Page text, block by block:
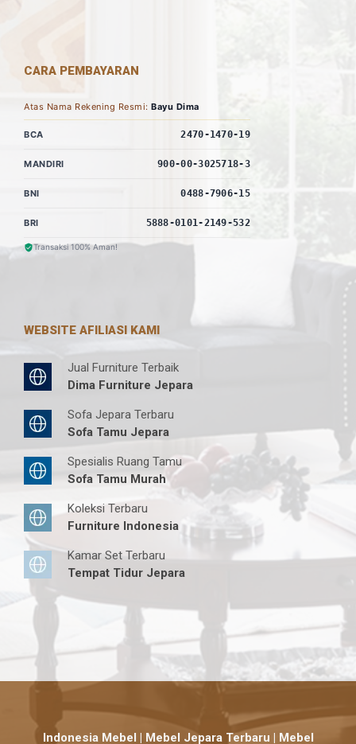
CARA PEMBAYARAN
Atas Nama Rekening Resmi: Bayu Dima
BCA 2470-1470-19
MANDIRI 900-00-3025718-3
BNI 0488-7906-15
BRI 5888-0101-2149-532
Transaksi 100% Aman!
WEBSITE AFILIASI KAMI
Jual Furniture Terbaik
Dima Furniture Jepara
Sofa Jepara Terbaru
Sofa Tamu Jepara
Spesialis Ruang Tamu
Sofa Tamu Murah
Koleksi Terbaru
Furniture Indonesia
Kamar Set Terbaru
Tempat Tidur Jepara
Indonesia Mebel | Mebel Jepara Terbaru | Mebel